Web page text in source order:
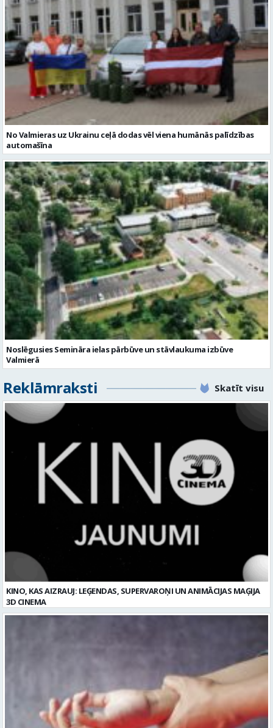
No Valmieras uz Ukrainu ceļā dodas vēl viena humānās palīdzības
automašīna
Noslēgusies Semināra ielas pārbūve un stāvlaukuma izbūve
Valmierā
Reklāmraksti Skatīt visu
KINO, KAS AIZRAUJ: LEĢENDAS, SUPERVAROŅI UN ANIMĀCIJAS MAĢIJA
3D CINEMA